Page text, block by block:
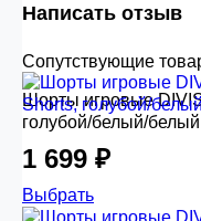
Написать отзыв
Сопутствующие
Шорты игровые
голубой/белый/белый
1 699 ₽
Выбрать